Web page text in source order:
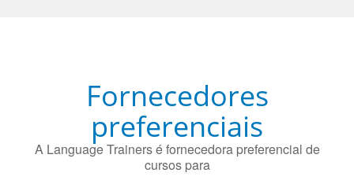
Fornecedores
preferenciais